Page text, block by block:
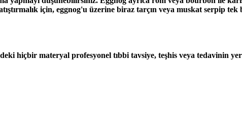
için, eggnog'u üzerine biraz tarçın veya muskat serpip
hiçbir materyal profesyonel tıbbi tavsiye, teşhis veya tedavinin